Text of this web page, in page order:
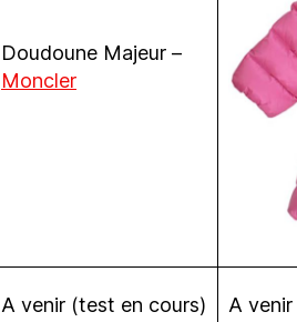
Doudoune Majeur –
Moncler
A venir (test en cours) A